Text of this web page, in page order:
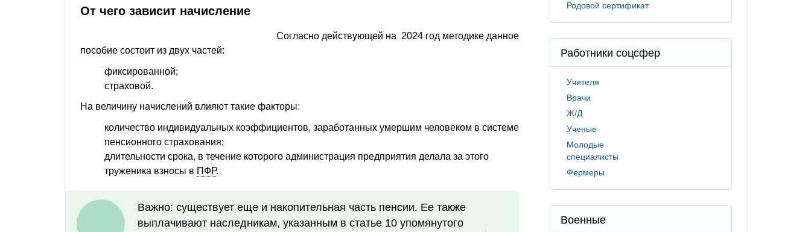
От чего зависит начисление
Согласно действующей на 2024 год методике данное
пособие состоит из двух частей:
фиксированной;
страховой.
На величину начислений влияют такие факторы:
количество индивидуальных коэффициентов, заработанных умершим человеком в системе
пенсионного страхования;
длительности срока, в течение которого администрация предприятия делала за этого
труженика взносы в ПФР.
Важно: существует еще и накопительная часть пенсии. Ее также
выплачивают наследникам, указанным в статье 10 упомянутого
Родовой сертификат
Работники соцсфер
Учителя
Врачи
Ж/Д
Ученые
Молодые
специалисты
Фермеры
Военные